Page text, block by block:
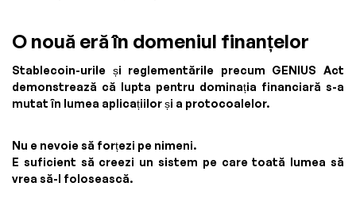
O nouă eră în domeniul finanțelor
Stablecoin-urile și reglementările precum GENIUS Act
demonstrează că lupta pentru dominația financiară s-a
mutat în lumea aplicațiilor și a protocoalelor.
Nu e nevoie să forțezi pe nimeni.
E suficient să creezi un sistem pe care toată lumea să
vrea să-l folosească.